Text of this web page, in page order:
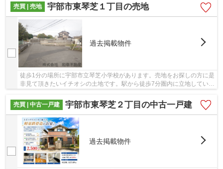
売買 | 売地 宇部市東琴芝１丁目の売地
過去掲載物件
徒歩1分の場所に宇部市立琴芝小学校があります。売地をお探しの方に是
非見て頂きたいイチオシの土地です。駅から徒歩7分圏内に立地していま
売買 | 中古一戸建
宇部市東琴芝２丁目の中古一戸建
過去掲載物件